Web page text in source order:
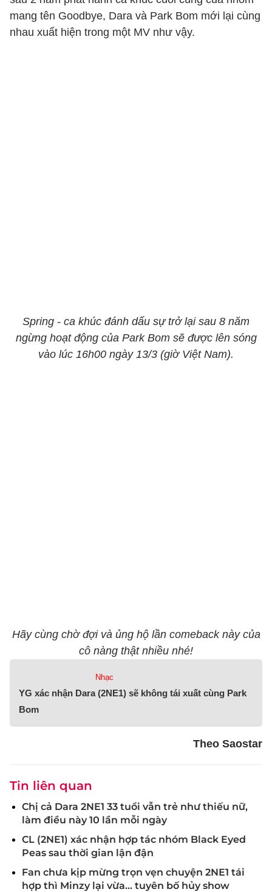
mang tên Goodbye, Dara và Park Bom mới lại cùng
nhau xuất hiện trong một MV như vậy.
Spring - ca khúc đánh dấu sự trở lại sau 8 năm
ngừng hoạt động của Park Bom sẽ được lên sóng
vào lúc 16h00 ngày 13/3 (giờ Việt Nam).
Hãy cùng chờ đợi và ủng hộ lần comeback này của
cô nàng thật nhiều nhé!
Nhạc
YG xác nhận Dara (2NE1) sẽ không tái xuất cùng Park
Bom
Theo Saostar
Tin liên quan
Chị cả Dara 2NE1 33 tuổi vẫn trẻ như thiếu nữ,
làm điều này 10 lần mỗi ngày
CL (2NE1) xác nhận hợp tác nhóm Black Eyed
Peas sau thời gian lận đận
Fan chưa kịp mừng trọn vẹn chuyện 2NE1 tái
hợp thì Minzy lại vừa… tuyên bố hủy show